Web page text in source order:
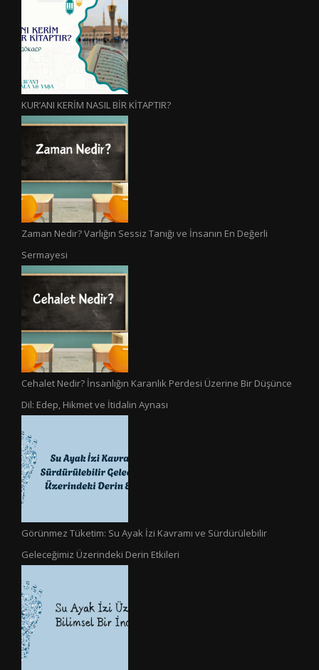
KUR’ANI KERİM NASIL BİR KİTAPTIR?
Zaman Nedir? Varlığın Sessiz Tanığı ve İnsanın En Değerli
Sermayesi
Cehalet Nedir? İnsanlığın Karanlık Perdesi Üzerine Bir Düşünce
Dil: Edep, Hikmet ve İtidalin Aynası
Görünmez Tüketim: Su Ayak İzi Kavramı ve Sürdürülebilir
Geleceğimiz Üzerindeki Derin Etkileri